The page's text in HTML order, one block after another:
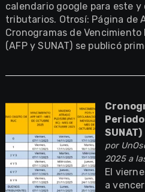
calendario google para este
tributarios. Otrosí: Página de
Cronogramas de
(AFP y SUNAT) se publicó
SUNAT)
por
2025 a
El
a